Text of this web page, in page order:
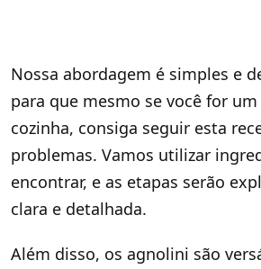
Nossa abordagem é simples e
para que mesmo se você for
cozinha, consiga seguir esta
problemas. Vamos utilizar
encontrar, e as etapas serão
clara e detalhada.
Além disso, os agnolini são